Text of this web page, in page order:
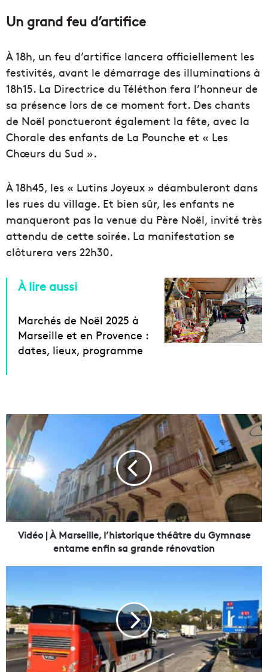
Un grand feu d’artifice
À 18h, un feu d’artifice lancera officiellement les
festivités, avant le démarrage des illuminations à
18h15. La Directrice du Téléthon fera l’honneur de
sa présence lors de ce moment fort. Des chants
de Noël ponctueront également la fête, avec la
Chorale des enfants de La Pounche et « Les
Chœurs du Sud ».
À 18h45, les « Lutins Joyeux » déambuleront dans
les rues du village. Et bien sûr, les enfants ne
manqueront pas la venue du Père Noël, invité très
attendu de cette soirée. La manifestation se
clôturera vers 22h30.
À lire aussi
Marchés de Noël 2025 à
Marseille et en Provence :
dates, lieux, programme
V
i
d
é
o
|
À
M
a
e
,
l
’
h
Vidéo | À Marseille, l’historique théâtre du Gymnase
entame enfin sa grande rénovation
r
e
M
a
r